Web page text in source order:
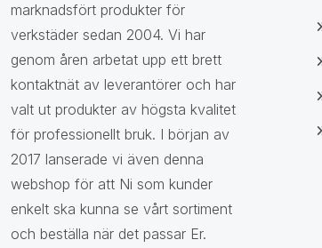
marknadsfört produkter för
verkstäder sedan 2004. Vi har
genom åren arbetat upp ett brett
kontaktnät av leverantörer och har
valt ut produkter av högsta kvalitet
för professionellt bruk. I början av
2017 lanserade vi även denna
webshop för att Ni som kunder
enkelt ska kunna se vårt sortiment
och beställa när det passar Er.